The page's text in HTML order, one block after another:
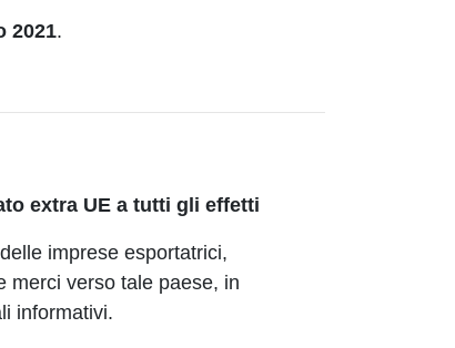
2021.
extra UE a tutti gli effetti
imprese esportatrici,
merci verso tale paese, in
informativi.